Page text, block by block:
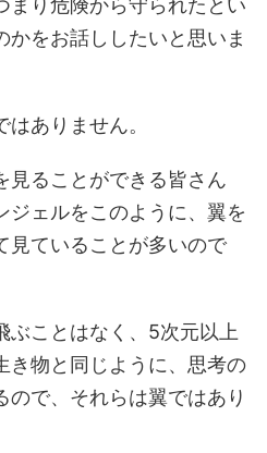
まり危険から守られたとい
かをお話ししたいと思いま
ありません。
見ることができる皆さん
ジェルをこのように、翼を
見ていることが多いので
ぶことはなく、5次元以上
き物と同じように、思考の
ので、それらは翼ではあり